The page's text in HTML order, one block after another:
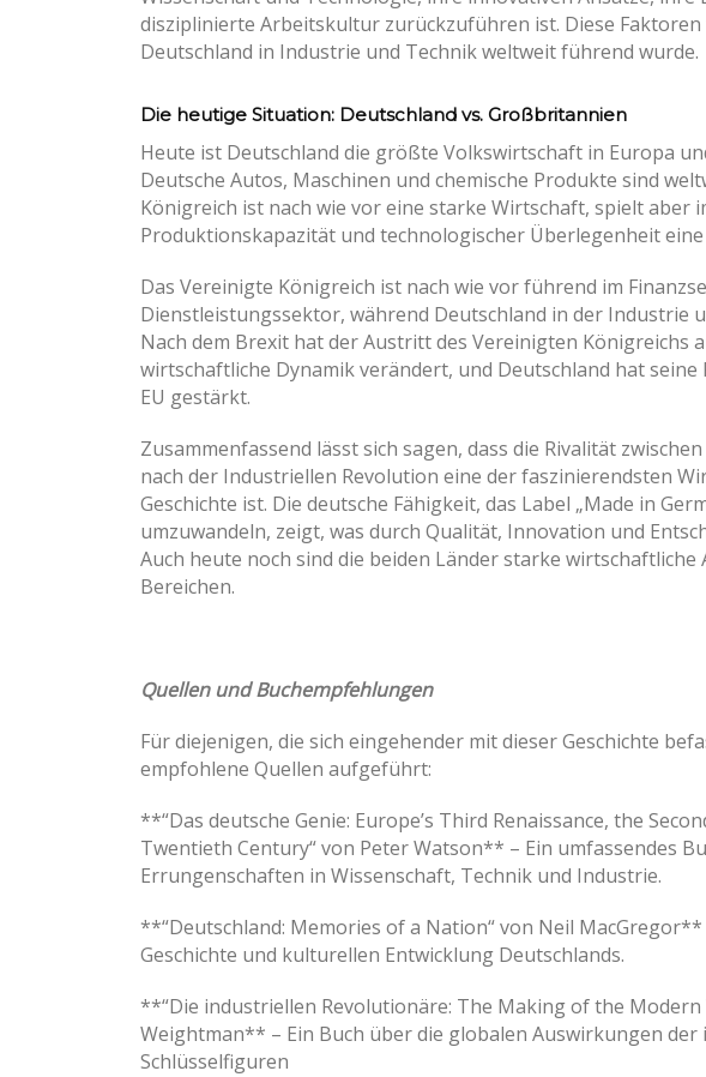
disziplinierte Arbeitskultur zurückzuführen ist. Diese Faktoren
Deutschland in Industrie und Technik weltweit führend wurde.
Die heutige Situation: Deutschland vs. Großbritannien
Heute ist Deutschland die größte Volkswirtschaft in Europa
Deutsche Autos, Maschinen und chemische Produkte sind
Königreich ist nach wie vor eine starke Wirtschaft, spielt aber
Produktionskapazität und technologischer Überlegenheit
Das Vereinigte Königreich ist nach wie vor führend im
Dienstleistungssektor, während Deutschland in der Industrie
Nach dem Brexit hat der Austritt des Vereinigten Königreichs
wirtschaftliche Dynamik verändert, und Deutschland hat
EU gestärkt.
Zusammenfassend lässt sich sagen, dass die Rivalität
nach der Industriellen Revolution eine der faszinierendsten
Geschichte ist. Die deutsche Fähigkeit, das Label „Made in
umzuwandeln, zeigt, was durch Qualität, Innovation und
Auch heute noch sind die beiden Länder starke
Bereichen.
Quellen und Buchempfehlungen
Für diejenigen, die sich eingehender mit dieser Geschichte
empfohlene Quellen aufgeführt:
**“Das deutsche Genie: Europe’s Third Renaissance, the
Twentieth Century“ von Peter Watson** – Ein umfassendes
Errungenschaften in Wissenschaft, Technik und Industrie.
**“Deutschland: Memories of a Nation“ von Neil
Geschichte und kulturellen Entwicklung Deutschlands.
**“Die industriellen Revolutionäre: The Making of the Modern
Weightman** – Ein Buch über die globalen Auswirkungen
Schlüsselfiguren